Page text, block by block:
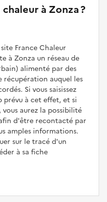
de chaleur à Zonza ?
France Chaleur
à Zonza un réseau de
alimenté par des
récupération auquel les
Si vous saisissez
prévu à cet effet, et si
vous aurez la possibilité
d'être recontacté par
amples informations.
sur le tracé d'un
à sa fiche